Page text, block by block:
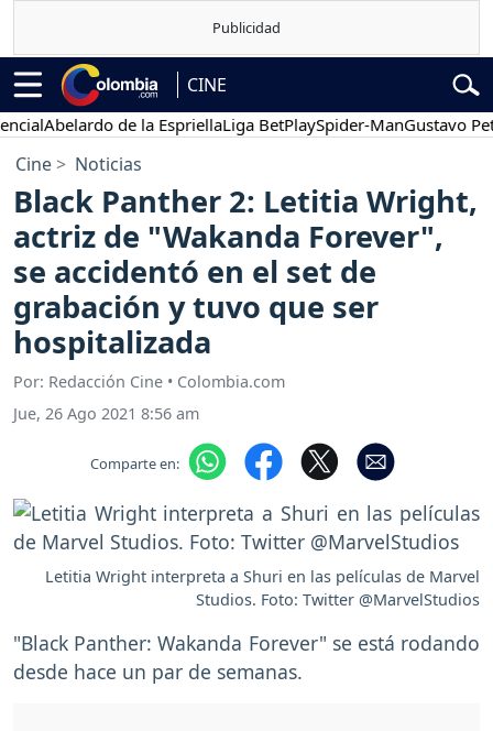
CINE
Abelardo de la EspriellaLiga BetPlaySpider-ManGustavo Petro
Cine Noticias
Black Panther 2: Letitia Wright,
actriz de "Wakanda Forever",
se accidentó en el set de
grabación y tuvo que ser
hospitalizada
Por: Redacción Cine • Colombia.com
Jue, 26 Ago 2021 8:56 am
Comparte en:
Letitia Wright interpreta a Shuri en las películas de Marvel
Studios. Foto: Twitter @MarvelStudios
"Black Panther: Wakanda Forever" se está rodando
desde hace un par de semanas.